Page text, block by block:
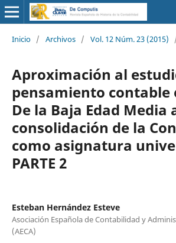
Inicio / Archivos / Vol. 12 Núm. 23 (2015)
Aproximación al
pensamiento contable
De la Baja Edad Media
consolidación de la
como asignatura
PARTE 2
Esteban Hernández Esteve
Asociación Española de Contabilidad y
(AECA)